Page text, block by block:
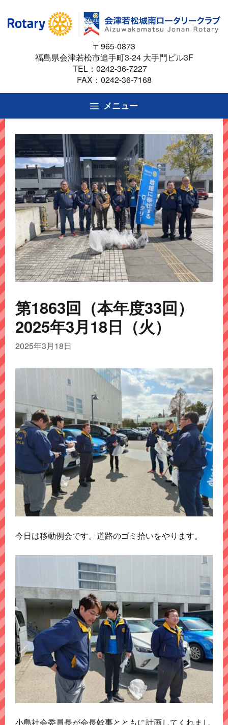
ス
ッ
プ
〒965-0873
福島県会津若松市追手町3-24 大手門ビル3F
TEL： 0242-36-7227
FAX：0242-36-7168
メニュー
第1863回（本年度33回）
2025年3月18日（火）
2025年3月18日
今日は移動例会です。道路のゴミ拾いをやります。
小島社会委員長が会長幹事とともに計画してくれまし